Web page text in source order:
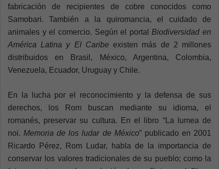
fabricación de recipientes de cobre conocidos como
Samobari. También a la quiromancia, el cuidado de
animales y el comercio. Según el portal Biodiversidad en
América Latina y El Caribeexisten más de 2 millones
distribuidos en Brasil, México, Argentina, Colombia,
Venezuela, Ecuador, Uruguay y Chile.
En la lucha por el reconocimiento y la defensa de sus
derechos, los Rom buscan mediante su idioma, el
romanés, preservar su cultura. En el libro “La lumea de
noi. Memoria de los ludar de México” publicado en 2001
Ricardo Pérez, Rom Ludar, habla de la importancia de
conservar los valores tradicionales de su pueblo; como la